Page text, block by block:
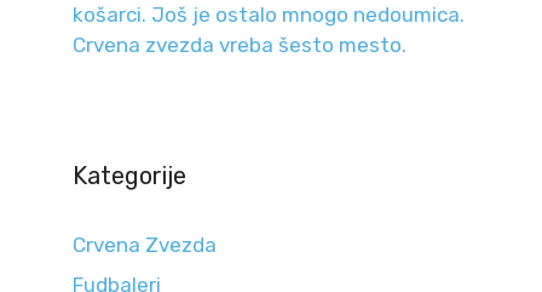
košarci. Još je ostalo mnogo nedoumica.
Crvena zvezda vreba šesto mesto.
Kategorije
Crvena Zvezda
Fudbaleri